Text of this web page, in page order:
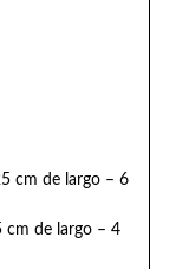
cm de largo – 6
cm de largo – 4